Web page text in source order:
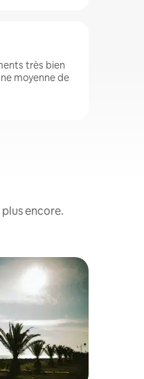
très bien
moyenne de
encore.